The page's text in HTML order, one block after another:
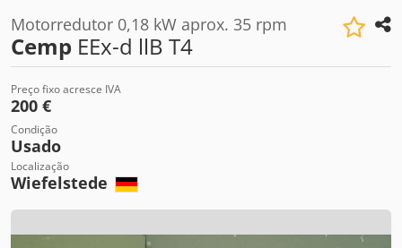
Motorredutor 0,18 kW aprox. 35 rpm
Cemp EEx-d llB T4
Preço fixo acresce IVA
200 €
Condição
Usado
Localização
Wiefelstede